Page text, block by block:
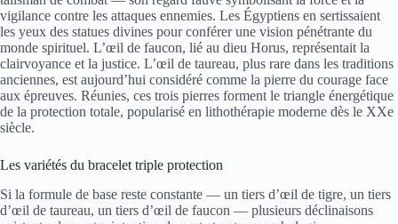
vigilance contre les attaques ennemies. Les Égyptiens en sertissaient
les yeux des statues divines pour conférer une vision pénétrante du
monde spirituel. L’œil de faucon, lié au dieu Horus, représentait la
clairvoyance et la justice. L’œil de taureau, plus rare dans les traditions
anciennes, est aujourd’hui considéré comme la pierre du courage face
aux épreuves. Réunies, ces trois pierres forment le triangle énergétique
de la protection totale, popularisé en lithothérapie moderne dès le XXe
siècle.
Les variétés du bracelet triple protection
Si la formule de base reste constante — un tiers d’œil de tigre, un tiers
d’œil de taureau, un tiers d’œil de faucon — plusieurs déclinaisons